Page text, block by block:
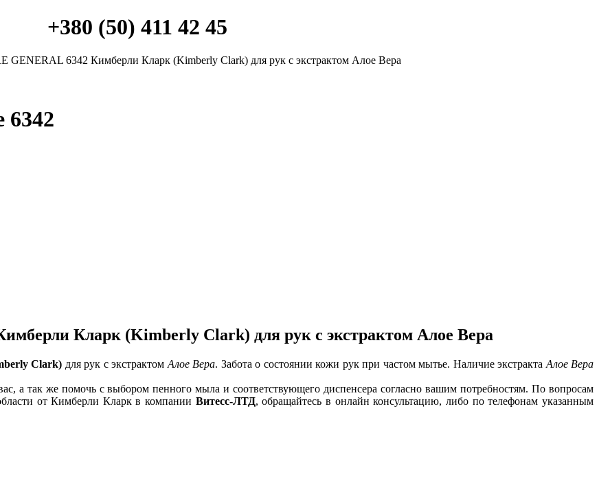
+380 (50) 411 42 45
6342 Кимберли Кларк (Kimberly Clark) для рук с экстрактом Алое Вера
Кларк (Kimberly Clark) для рук с экстрактом Алое Вера
Clark) для рук с экстрактом Алое Вера. Забота о состоянии кожи рук при частом мытье. Наличие экстракта Алое Вера
а так же помочь с выбором пенного мыла и соответствующего диспенсера согласно вашим потребностям. По вопросам
от Кимберли Кларк в компании Витесс-ЛТД, обращайтесь в онлайн консультацию, либо по телефонам указанным